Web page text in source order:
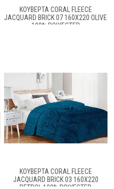
ΚΟΥΒΈΡΤΑ CORAL FLEECE
JACQUARD BRICK 07 160X220 OLIVE
100% POLYESTER
ΚΟΥΒΈΡΤΑ CORAL FLEECE
JACQUARD BRICK 03 160X220
PETROL 100% POLYESTER